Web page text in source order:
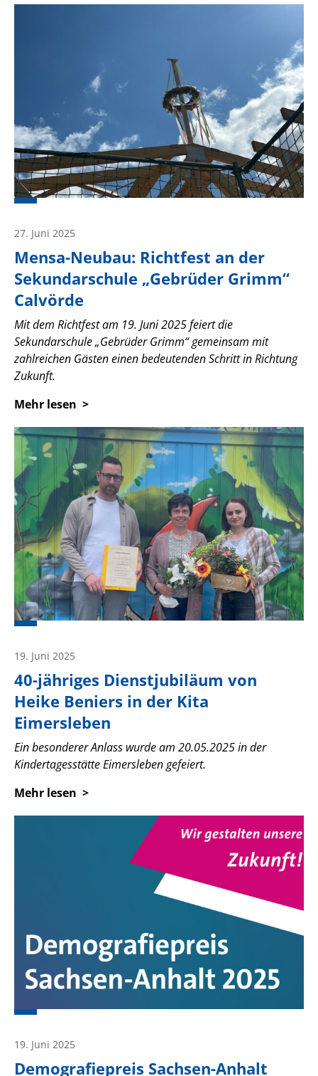
Mensa-Neubau: Richtfest an der
Sekundarschule „Gebrüder Grimm“
Calvörde
27. Juni 2025
Mit dem Richtfest am 19. Juni 2025 feiert die
Sekundarschule „Gebrüder Grimm“ gemeinsam mit
zahlreichen Gästen einen bedeutenden Schritt in Richtung
Zukunft.
Mehr lesen
40-jähriges Dienstjubiläum von
Heike Beniers in der Kita
Eimersleben
19. Juni 2025
Ein besonderer Anlass wurde am 20.05.2025 in der
Kindertagesstätte Eimersleben gefeiert.
Mehr lesen
Demografiepreis Sachsen-Anhalt
19. Juni 2025